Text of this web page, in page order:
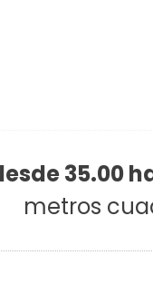
35.00
metros